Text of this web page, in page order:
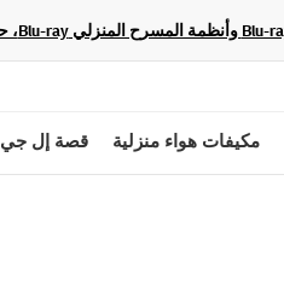
مكيفات هواء منزلية قصة إل جي